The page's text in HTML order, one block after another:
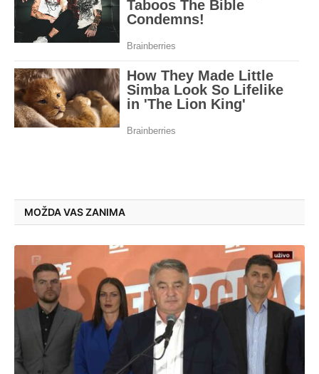
MOŽDA VAS ZANIMA